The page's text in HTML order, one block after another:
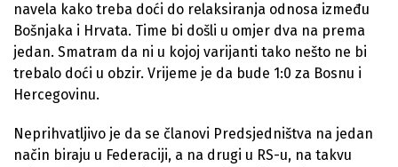
navela kako treba doći do relaksiranja odnosa između
Bošnjaka i Hrvata. Time bi došli u omjer dva na prema
jedan. Smatram da ni u kojoj varijanti tako nešto ne bi
trebalo doći u obzir. Vrijeme je da bude 1:0 za Bosnu i
Hercegovinu.
Neprihvatljivo je da se članovi Predsjedništva na jedan
način biraju u Federaciji, a na drugi u RS-u, na takvu